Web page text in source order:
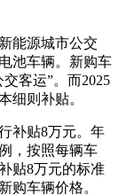
能源城市公交
池车辆。新购车
客运”。而2025
细则补贴。
补贴8万元。年
，按照每辆车
贴8万元的标准
购车辆价格。